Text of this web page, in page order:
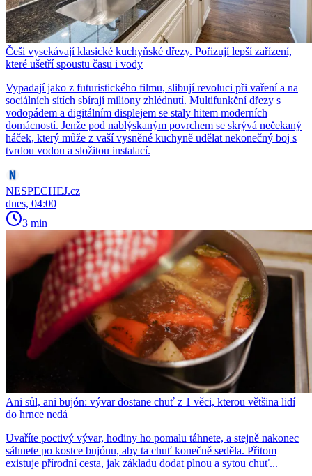
Češi vysekávají klasické kuchyňské dřezy. Pořizují lepší zařízení,
které ušetří spoustu času i vody
Vypadají jako z futuristického filmu, slibují revoluci při vaření a na
sociálních sítích sbírají miliony zhlédnutí. Multifunkční dřezy s
vodopádem a digitálním displejem se staly hitem moderních
domácností. Jenže pod nablýskaným povrchem se skrývá nečekaný
háček, který může z vaší vysněné kuchyně udělat nekonečný boj s
tvrdou vodou a složitou instalací.
NESPECHEJ.cz
dnes, 04:00
3 min
Ani sůl, ani bujón: vývar dostane chuť z 1 věci, kterou většina lidí
do hrnce nedá
Uvaříte poctivý vývar, hodiny ho pomalu táhnete, a stejně nakonec
sáhnete po kostce bujónu, aby ta chuť konečně seděla. Přitom
existuje přírodní cesta, jak základu dodat plnou a sytou chuť...